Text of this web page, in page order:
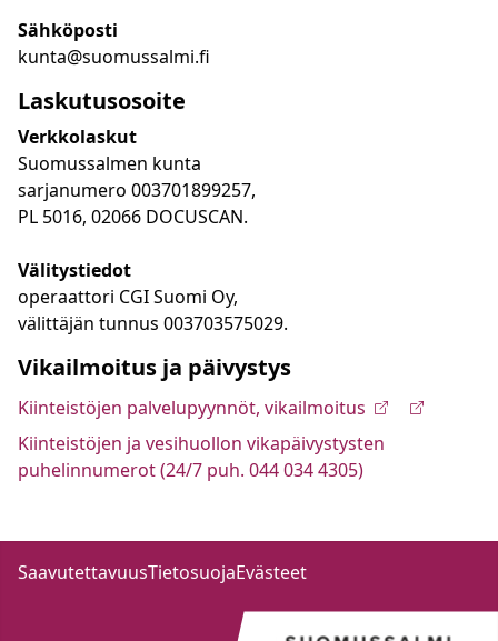
Sähköposti
kunta@suomussalmi.fi
Laskutusosoite
Verkkolaskut
Suomussalmen kunta
sarjanumero 003701899257,
PL 5016, 02066 DOCUSCAN.
Välitystiedot
operaattori CGI Suomi Oy,
välittäjän tunnus 003703575029.
Vikailmoitus ja päivystys
Kiinteistöjen palvelupyynnöt, vikailmoitus
Kiinteistöjen ja vesihuollon vikapäivystysten
puhelinnumerot (24/7 puh. 044 034 4305)
SaavutettavuusTietosuojaEvästeet